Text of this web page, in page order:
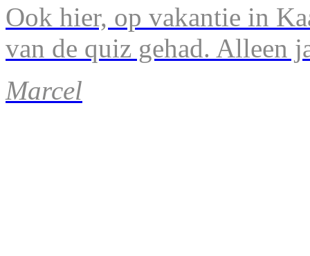
Ook hier, op vakantie in
van de quiz gehad. Alleen
Marcel